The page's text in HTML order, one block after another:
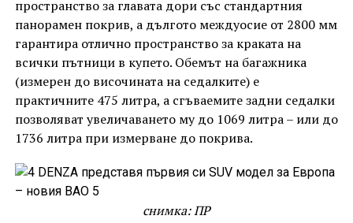
пространство за главата дори със стандартния
панорамен покрив, а дългото междуосие от 2800 мм
гарантира отлично пространство за краката на
всички пътници в купето. Обемът на багажника
(измерен до височината на седалките) е
практичните 475 литра, а сгъваемите задни седалки
позволяват увеличаването му до 1069 литра – или до
1736 литра при измерване до покрива.
снимка: ПР